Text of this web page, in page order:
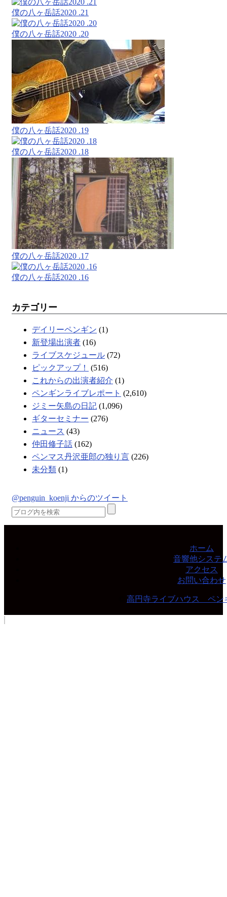
僕の八ヶ岳話2020 .21
僕の八ヶ岳話2020 .20
僕の八ヶ岳話2020 .19
僕の八ヶ岳話2020 .18
僕の八ヶ岳話2020 .17
僕の八ヶ岳話2020 .16
カテゴリー
デイリーペンギン (1)
新登場出演者 (16)
ライブスケジュール (72)
ピックアップ！
(516)
これからの出演者紹介 (1)
ペンギンライブレポート (2,610)
ジミー矢島の日記 (1,096)
ギターセミナー (276)
ニュース (43)
仲田修子話 (162)
ペンマス丹沢亜郎の独り言 (226)
未分類 (1)
@penguin_koenji からのツイート
ホーム
音響他システ
アクセス
お問い合わせ
高円寺ライブハウス ペン